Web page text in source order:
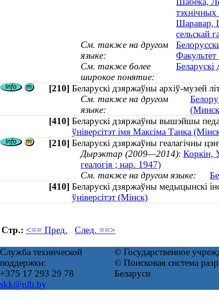
Шаравар,
сельскай
См. также на другом
языке:
См. также более
широкое понятие:
Беларускі
[210] Беларускі дзяржаўны архіў-музей
См. также на другом
языке:
[410] Беларускі дзяржаўны вышэйшы
ўніверсітэт імя Максіма Танка
[210] Беларускі дзяржаўны геалагічны
Дырэктар (2009—2014): Коркін,
геалогія ; нар. 1947)
См. также на другом языке:
[410] Беларускі дзяржаўны медыцынскі
ўніверсітэт (Мінск)
Стр.: <== Пред. След. ==>
Служба технической
поддержки:
+375 17 293 29 78
skk@nlb.by
© Государственное
© Поисковая система
Беларуси